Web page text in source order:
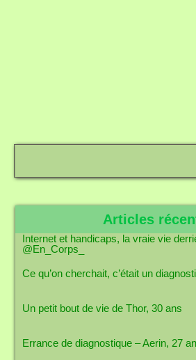
Articles
Internet et handicaps, la vraie vie
@En_Corps_
Ce qu’on cherchait, c’était un
Un petit bout de vie de Thor, 30 ans
Errance de diagnostique – Aerin, 27